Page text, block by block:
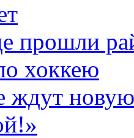
прошли
хоккею
ждут